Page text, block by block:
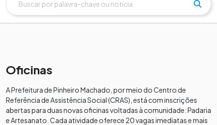
Oficinas
A Prefeitura de Pinheiro Machado, por meio do Centro de
Referência de Assistência Social (CRAS), está com inscrições
abertas para duas novas oficinas voltadas à comunidade: Padaria
e Artesanato. Cada atividade oferece 20 vagas imediatas e mais